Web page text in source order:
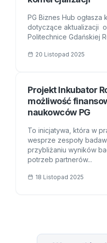
PG Biznes Hub ogłasza
dotyczące aktualizacji
Politechnice Gdańskiej
20 Listopad 2025
Projekt Inkubator
możliwość
naukowców PG
To inicjatywa, która w
wesprze zespoły
przybliżaniu wyników
potrzeb partnerów...
18 Listopad 2025